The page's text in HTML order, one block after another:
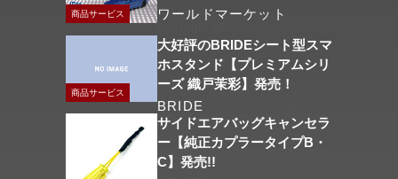
商品サービス
ワールドマーケット
商品サービス
大好評のBRIDEシート型スマ
ホスタンド【プレミアムシリ
ーズ 織戸茉彩】発売！
BRIDE
サイドエアバッグキャンセラ
ー【純正カプラータイプB・
C】発売!!